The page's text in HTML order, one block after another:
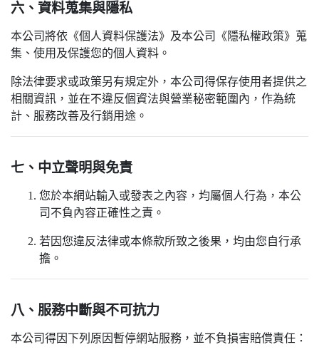
六、資料蒐集與隱私
本公司將依《個人資料保護法》及本公司《隱私權政策》蒐
集、使用及保護您的個人資料。
除法律要求或政策另有規定外，本公司得保存使用者提供之
相關資訊，並在不違反個資法與營業秘密範圍內，作為統
計、服務改善及行銷用途。
七、中立聲明與免責
您於本網站輸入或發表之內容，均屬個人行為，本公
司不負內容正確性之責。
若因您違反法律或本條款所致之後果，均由您自行承
擔。
八、服務中斷與不可抗力
本公司得因下列原因暫停網站服務，並不負損害賠償責任：